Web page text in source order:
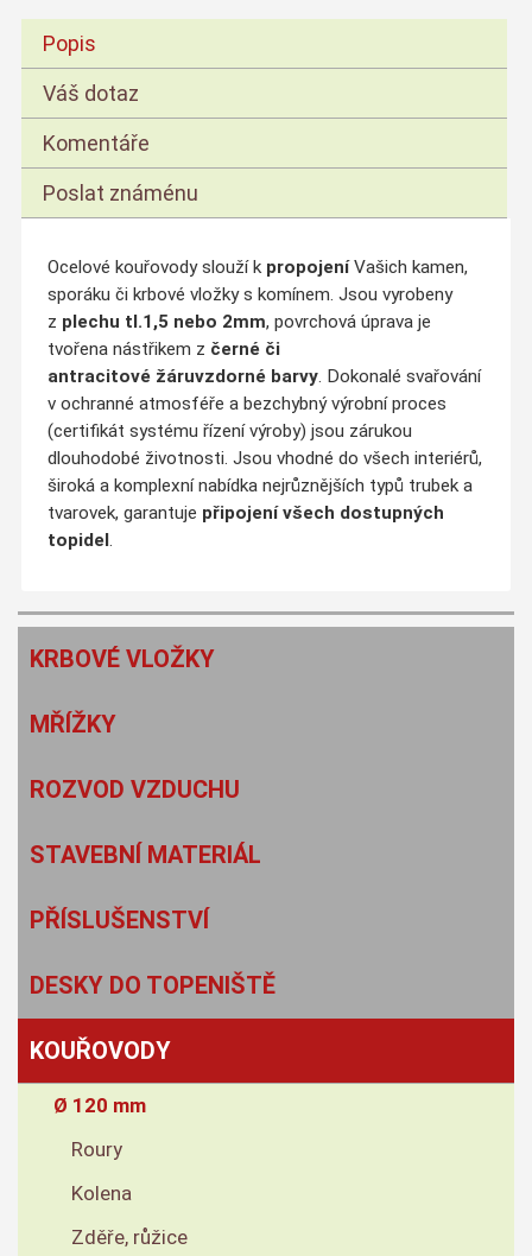
Popis
Váš dotaz
Komentáře
Poslat známénu
Ocelové kouřovody slouží kpropojeníVašich kamen,
sporáku či krbové vložky s komínem. Jsou vyrobeny
z plechu tl.1,5 nebo 2mm, povrchová úprava je
tvořena nástřikem z černé či
antracitové žáruvzdorné barvy. Dokonalé svařování
v ochranné atmosféře a bezchybný výrobní proces
(certifikát systému řízení výroby) jsou zárukou
dlouhodobé životnosti. Jsou vhodné do všech interiérů,
široká a komplexní nabídka nejrůznějších typů trubek a
tvarovek, garantuje připojení všech dostupných
topidel .
KRBOVÉ VLOŽKY
MŘÍŽKY
ROZVOD VZDUCHU
STAVEBNÍ MATERIÁL
PŘÍSLUŠENSTVÍ
DESKY DO TOPENIŠTĚ
KOUŘOVODY
Ø 120 mm
Roury
Kolena
Zděře, růžice